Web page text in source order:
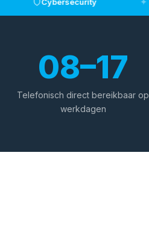
08–17
Telefonisch direct bereikbaar op
werkdagen